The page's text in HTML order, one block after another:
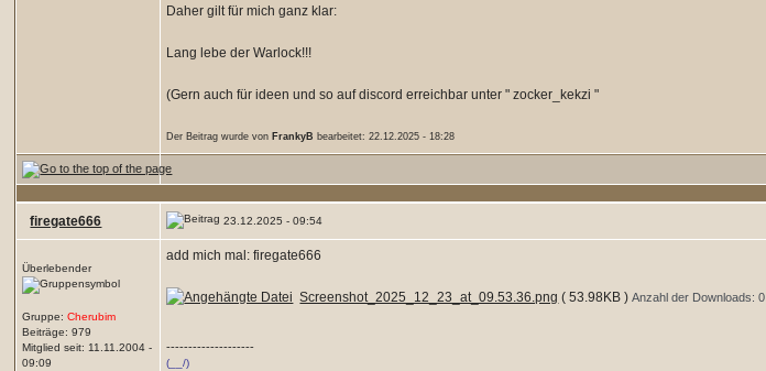
Daher gilt für mich ganz klar:
Lang lebe der Warlock!!!
(Gern auch für ideen und so auf discord erreichbar unter " zocker_kekzi "
Der Beitrag wurde von FrankyB bearbeitet: 22.12.2025 - 18:28
firegate666 23.12.2025 - 09:54
Überlebender
Gruppe:Cherubim
Beiträge: 979
Mitglied seit: 11.11.2004 -
09:09
add mich mal: firegate666
Screenshot_2025_12_23_at_09.53.36.png ( 53.98KB )Anzahl der Downloads: 0
--------------------
(__/)